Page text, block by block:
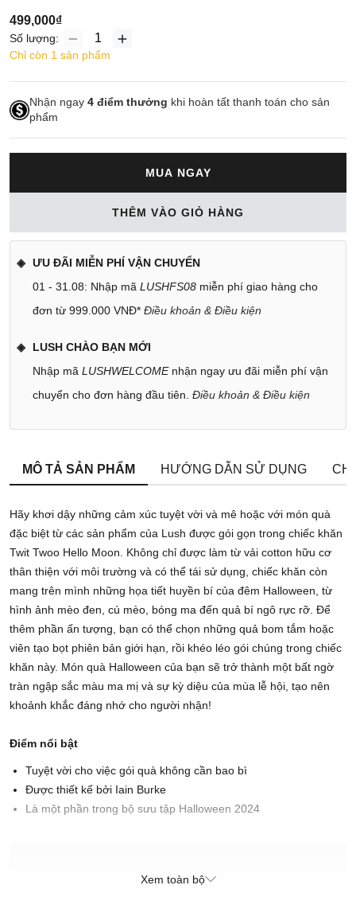
499,000₫
Chỉ còn 1 sản phẩm
Số lượng:
Nhận ngay 4 điểm thưởng khi hoàn tất thanh toán cho sản
phẩm
MUA NGAY
THÊM VÀO GIỎ HÀNG
ƯU ĐÃI MIỄN PHÍ VẬN CHUYỂN
01 - 31.08: Nhập mã LUSHFS08 miễn phí giao hàng cho
đơn từ 999.000 VNĐ* Điều khoản & Điều kiện
LUSH CHÀO BẠN MỚI
Nhập mã LUSHWELCOMEnhận ngay ưu đãi miễn phí vận
chuyển cho đơn hàng đầu tiên. Điều khoản & Điều kiện
MÔ TẢ SẢN PHẨM HƯỚNG DẪN SỬ DỤNG
Hãy khơi dậy những cảm xúc tuyệt vời và mê hoặc với món quà
đặc biệt từ các sản phẩm của Lush được gói gọn trong chiếc khăn
Twit Twoo Hello Moon. Không chỉ được làm từ vải cotton hữu cơ
thân thiện với môi trường và có thể tái sử dụng, chiếc khăn còn
mang trên mình những họa tiết huyền bí của đêm Halloween, từ
hình ảnh mèo đen, cú mèo, bóng ma đến quả bí ngô rực rỡ. Để
thêm phần ấn tượng, bạn có thể chọn những quả bom tắm hoặc
viên tạo bọt phiên bản giới hạn, rồi khéo léo gói chúng trong chiếc
khăn này. Món quà Halloween của bạn sẽ trở thành một bất ngờ
tràn ngập sắc màu ma mị và sự kỳ diệu của mùa lễ hội, tạo nên
khoảnh khắc đáng nhớ cho người nhận!
Điểm nổi bật
Tuyệt vời cho việc gói quà không cần bao bì
Được thiết kế bởi Iain Burke
Là một phần trong bộ sưu tập Halloween 2024
Xem toàn bộ